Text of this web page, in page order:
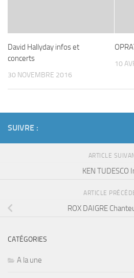
David Hallyday infos et
concerts
30 NOVEMBRE 2016
10
SUIVRE :
ARTICLE
KEN TUDESCO
ARTICLE
ROX DAIGRE
CATÉGORIES
A la une